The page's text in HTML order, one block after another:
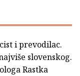
i prevodilac.
slovenskog.
Rastka